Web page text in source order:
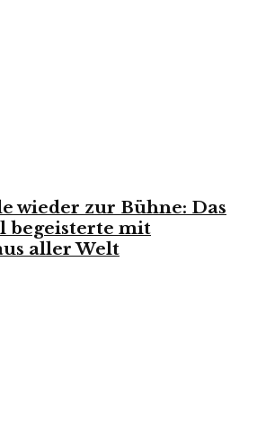
wieder zur Bühne: Das
begeisterte mit
aller Welt